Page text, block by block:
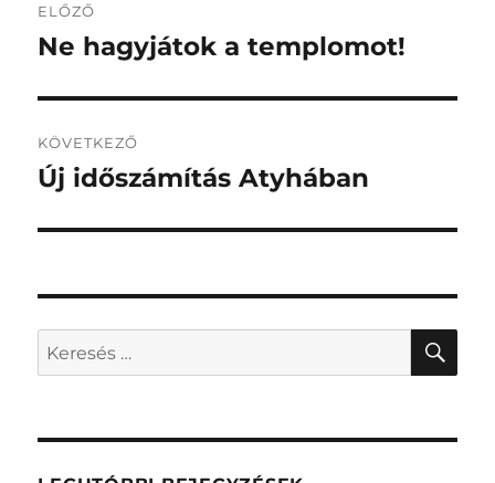
navigáció
ELŐZŐ
Korábbi
Ne hagyjátok a templomot!
KÖVETKEZŐ
Következő
Új időszámítás Atyhában
Keresés
a
kifejezésre: